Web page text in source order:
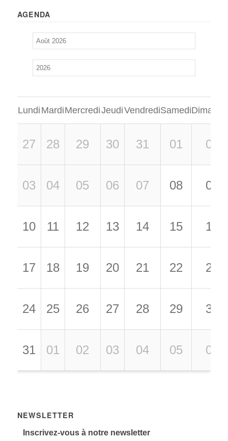
AGENDA
Lundi MardiMercrediJeudiVendrediSamedi
27 28 29 30 31 01 02
03 04 05 06 07 08 09
10 11 12 13 14 15 16
17 18 19 20 21 22 23
24 25 26 27 28 29 30
31 01 02 03 04 05 06
NEWSLETTER
Inscrivez-vous à notre newsletter